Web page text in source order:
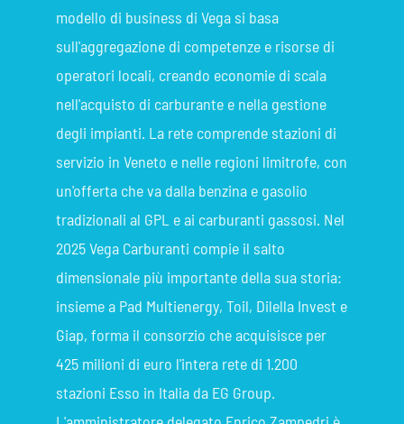
modello di business di Vega si basa
sull'aggregazione di competenze e risorse di
operatori locali, creando economie di scala
nell'acquisto di carburante e nella gestione
degli impianti. La rete comprende stazioni di
servizio in Veneto e nelle regioni limitrofe, con
un'offerta che va dalla benzina e gasolio
tradizionali al GPL e ai carburanti gassosi. Nel
2025 Vega Carburanti compie il salto
dimensionale più importante della sua storia:
insieme a Pad Multienergy, Toil, Dilella Invest e
Giap, forma il consorzio che acquisisce per
425 milioni di euro l'intera rete di 1.200
stazioni Esso in Italia da EG Group.